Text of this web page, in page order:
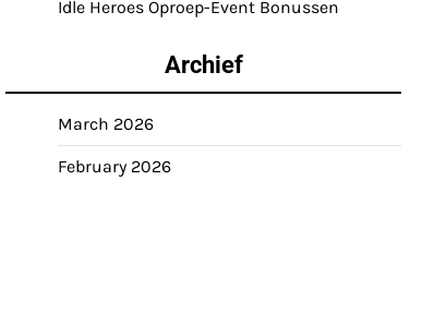
Idle Heroes Oproep-Event Bonussen
Archief
March 2026
February 2026